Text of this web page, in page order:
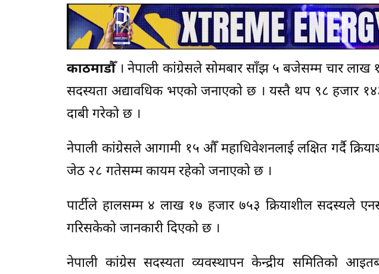
काठमाडौँ । नेपाली कांग्रेसले सोमबार साँझ ५ बजेसम्म चार लाख
सदस्यता अद्यावधिक भएको जनाएको छ । यस्तै थप ९८ हजार
दाबी गरेको छ ।
नेपाली कांग्रेसले आगामी १५ औँ महाधिवेशनलाई लक्षित गर्दै
जेठ २८ गतेसम्म कायम रहेको जनाएको छ ।
पार्टीले हालसम्म ४ लाख १७ हजार ७५३ क्रियाशील सदस्यले
गरिसकेको जानकारी दिएको छ ।
नेपाली कांग्रेस सदस्यता व्यवस्थापन केन्द्रीय समितिको